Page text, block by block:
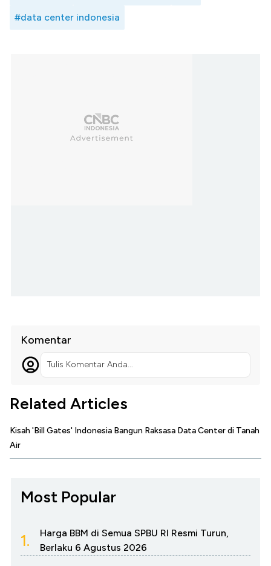
#data center indonesia
Komentar
Tulis Komentar Anda...
Related Articles
Kisah 'Bill Gates' Indonesia Bangun Raksasa Data Center di Tanah
Air
Most Popular
1.
Harga BBM di Semua SPBU RI Resmi Turun,
Berlaku 6 Agustus 2026